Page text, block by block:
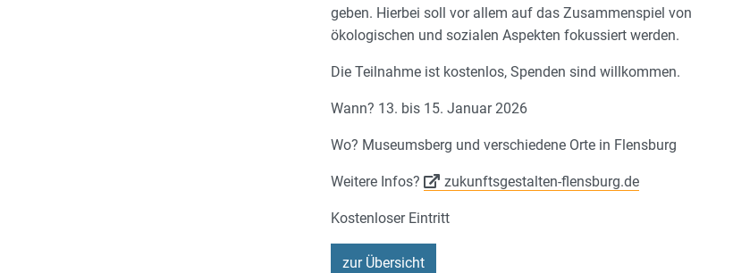
geben. Hierbei soll vor allem auf das Zusammenspiel von
ökologischen und sozialen Aspekten fokussiert werden.
Die Teilnahme ist kostenlos, Spenden sind willkommen.
Wann? 13. bis 15. Januar 2026
Wo? Museumsberg und verschiedene Orte in Flensburg
Weitere Infos? zukunftsgestalten-flensburg.de
Kostenloser Eintritt
zur Übersicht